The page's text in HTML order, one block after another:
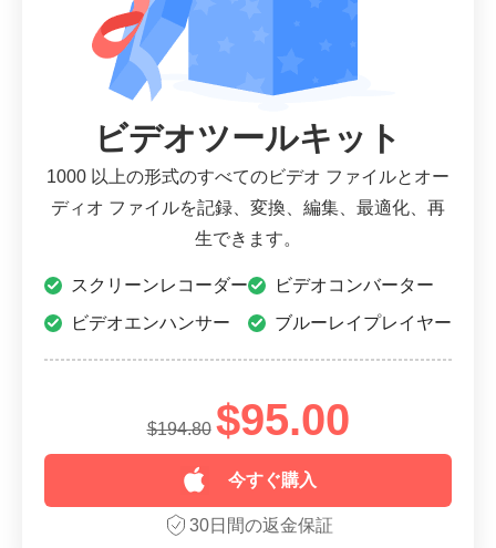
ビデオツールキット
1000 以上の形式のすべてのビデオ ファイルとオー
ディオ ファイルを記録、変換、編集、最適化、再
生できます。
スクリーンレコーダー
ビデオエンハンサー
ビデオコンバーター
ブルーレイプレイヤー
$194.80 $95.00
今すぐ購入
30日間の返金保証